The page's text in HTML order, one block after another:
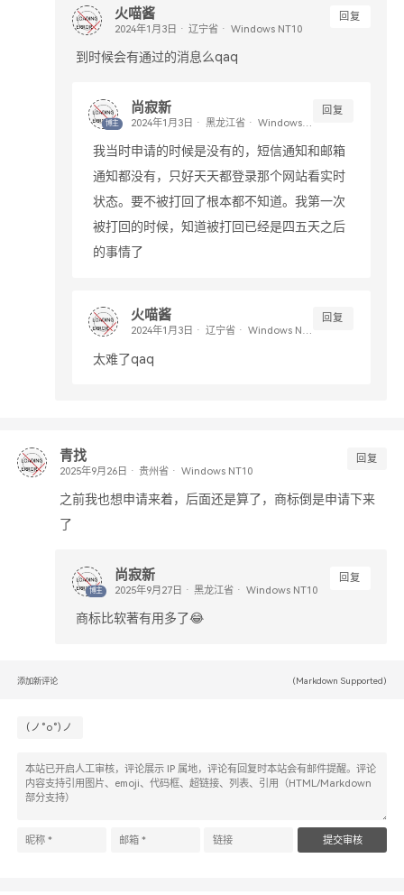
回复
火喵酱
辽宁省 Windows NT10
到时候会有通过的消息么qaq
博主
回复
尚寂新
黑龙江省 Windows NT10
我当时申请的时候是没有的，短信通知和邮箱
通知都没有，只好天天都登录那个网站看实时
状态。要不被打回了根本都不知道。我第一次
被打回的时候，知道被打回已经是四五天之后
的事情了
回复
火喵酱
辽宁省 Windows NT10
太难了qaq
回复
青找
贵州省 Windows NT10
之前我也想申请来着，后面还是算了，商标倒是申请下来
了
博主
回复
尚寂新
黑龙江省 Windows NT10
商标比软著有用多了😂
添加新评论 (Markdown Supported)
(ノ°ο°)ノ
提交审核